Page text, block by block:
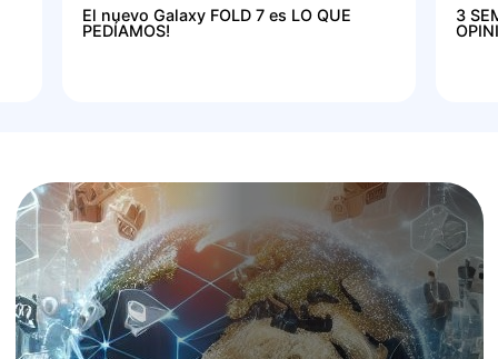
El nuevo Galaxy FOLD 7 es LO QUE
PEDÍAMOS!
3